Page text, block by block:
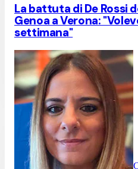
La battuta di De Rossi
Genoa a Verona:
settimana"